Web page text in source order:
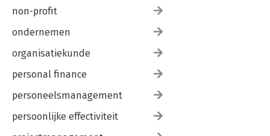
non-profit
ondernemen
organisatiekunde
personal finance
personeelsmanagement
persoonlijke effectiviteit